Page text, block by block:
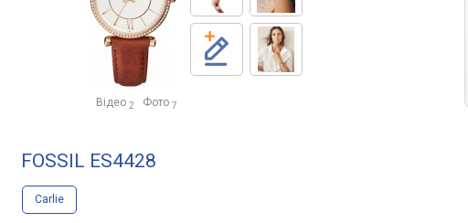
Відео 2 Фото 7
FOSSIL ES4428
Carlie